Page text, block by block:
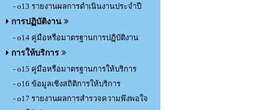
- o13 รายงานผลการดำเนินงานประจำปี
การปฏิบัติงาน
- o14 คู่มือหรือมาตรฐานการปฏิบัติงาน
การให้บริการ
- o15 คู่มือหรือมาตรฐานการให้บริการ
- o16 ข้อมูลเชิงสถิติการให้บริการ
- o17 รายงานผลการสำรวจความพึงพอใจ